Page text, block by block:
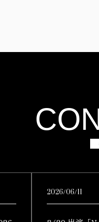
2026/06/11